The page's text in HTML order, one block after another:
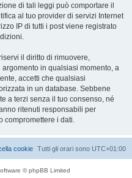
di tali leggi può comportare il
al tuo provider di servizi Internet
IP di tutti i post viene registrato
il diritto di rimuovere,
in qualsiasi momento, a
accetti che qualsiasi
in un database. Sebbene
a terzi senza il tuo consenso, né
ritenuti responsabili per
compromettere i dati.
Tutti gli orari sono UTC+01:00
cookie
© phpBB Limited